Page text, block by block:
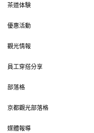
茶道体験
優惠活動
觀光情報
員工穿搭分享
部落格
京都觀光部落格
媒體報導